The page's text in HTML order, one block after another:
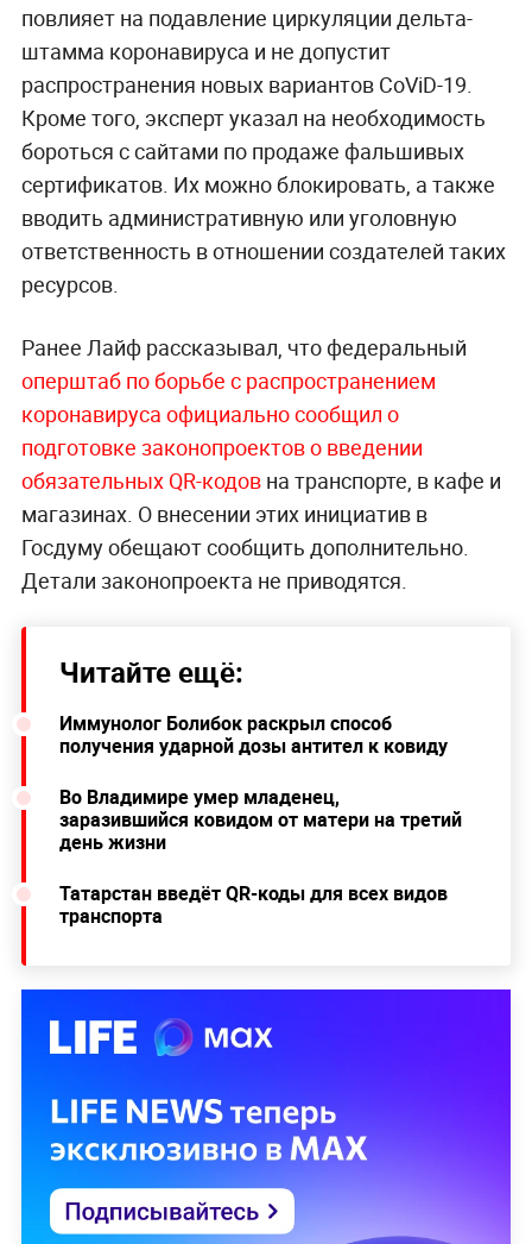
повлияет на подавление циркуляции дельта-
штамма коронавируса и не допустит
распространения новых вариантов CoViD-19.
Кроме того, эксперт указал на необходимость
бороться с сайтами по продаже фальшивых
сертификатов. Их можно блокировать, а также
вводить административную или уголовную
ответственность в отношении создателей таких
ресурсов.
Ранее Лайф рассказывал, что федеральный
оперштаб по борьбе с распространением
коронавируса официально сообщил о
подготовке законопроектов о введении
обязательных QR-кодовна транспорте, в кафе и
магазинах. О внесении этих инициатив в
Госдуму обещают сообщить дополнительно.
Детали законопроекта не приводятся.
Читайте ещё:
Иммунолог Болибок раскрыл способ
получения ударной дозы антител к ковиду
Во Владимире умер младенец,
заразившийся ковидом от матери на третий
день жизни
Татарстан введёт QR-коды для всех видов
транспорта